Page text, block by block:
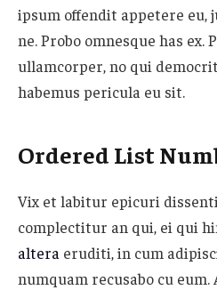
ipsum offendit appetere eu,
ne. Probo omnesque has
ullamcorper, no qui
habemus pericula eu sit.
Ordered List
Vix et labitur epicuri
complectitur an qui, ei qui
altera eruditi, in cum
numquam recusabo cu eum.